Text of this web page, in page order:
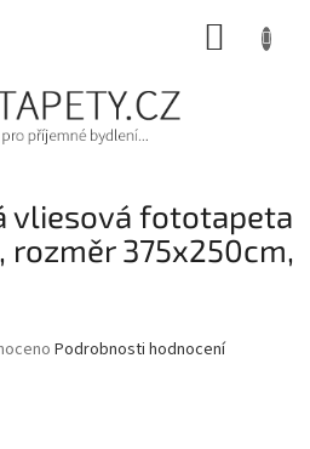
vliesová fototapeta
rozměr 375x250cm,
Podrobnosti hodnocení